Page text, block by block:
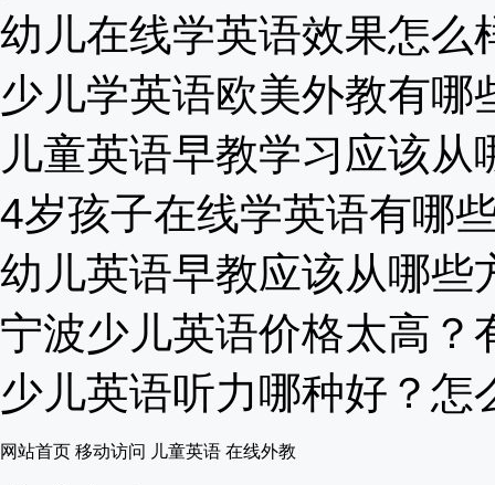
幼儿在线学英语效果怎么
少儿学英语欧美外教有哪
儿童英语早教学习应该从
4岁孩子在线学英语有哪
幼儿英语早教应该从哪些
宁波少儿英语价格太高？
少儿英语听力哪种好？怎
网站首页 移动访问 儿童英语 在线外教